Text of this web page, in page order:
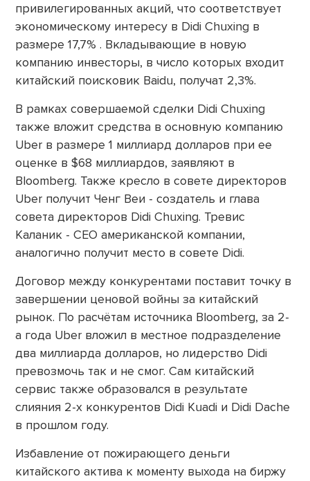
привилегированных акций, что соответствует
экономическому интересу в Didi Chuxing в
размере 17,7% . Вкладывающие в новую
компанию инвесторы, в число которых входит
китайский поисковик Baidu, получат 2,3%.
В рамках совершаемой сделки Didi Chuxing
также вложит средства в основную компанию
Uber в размере 1 миллиард долларов при ее
оценке в $68 миллиардов, заявляют в
Bloomberg. Также кресло в совете директоров
Uber получит Ченг Веи - создатель и глава
совета директоров Didi Chuxing. Тревис
Каланик - СЕО американской компании,
аналогично получит место в совете Didi.
Договор между конкурентами поставит точку в
завершении ценовой войны за китайский
рынок. По расчётам источника Bloomberg, за 2-
а года Uber вложил в местное подразделение
два миллиарда долларов, но лидерство Didi
превозмочь так и не смог. Сам китайский
сервис также образовался в результате
слияния 2-х конкурентов Didi Kuadi и Didi Dache
в прошлом году.
Избавление от пожирающего деньги
китайского актива к моменту выхода на биржу